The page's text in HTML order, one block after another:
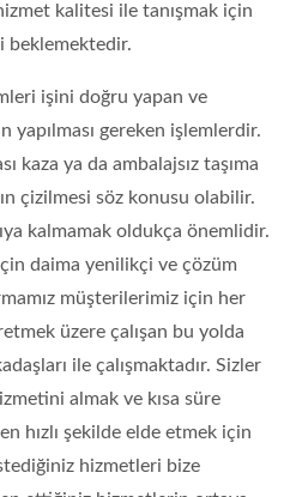
kalitesi ile tanışmak için
beklemektedir.
işini doğru yapan ve
yapılması gereken işlemlerdir.
kaza ya da ambalajsız taşıma
çizilmesi söz konusu olabilir.
kalmamak oldukça önemlidir.
daima yenilikçi ve çözüm
müşterilerimiz için her
üzere çalışan bu yolda
ile çalışmaktadır. Sizler
almak ve kısa süre
hızlı şekilde elde etmek için
hizmetleri bize